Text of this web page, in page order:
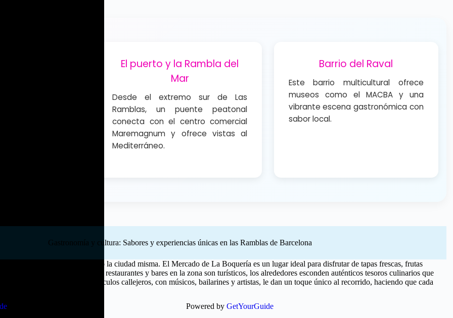
El puerto y la Rambla del
Mar
Desde el extremo sur de Las
Ramblas, un puente peatonal
conecta con el centro comercial
Maremagnum y ofrece vistas al
Mediterráneo.
Barrio del Raval
Este barrio multicultural ofrece
museos como el MACBA y una
vibrante escena gastronómica con
sabor local.
Gastronomía y cultura: Sabores y experiencias únicas en las Ramblas de Barcelona
Ramblas es tan diversa como la ciudad misma. El Mercado de La Boquería es un lugar ideal para disfrutar de tapas frescas, frutas
locales. Aunque algunos restaurantes y bares en la zona son turísticos, los alrededores esconden auténticos tesoros culinarios que
auténtica. Además, los espectáculos callejeros, con músicos, bailarines y artistas, le dan un toque único al recorrido, haciendo que cada
Powered by GetYourGuide